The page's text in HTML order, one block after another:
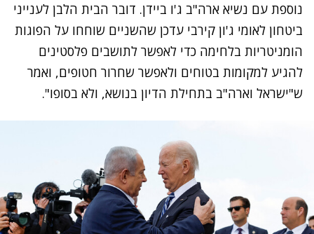
נוספת עם נשיא ארה"ב ג'ו ביידן. דובר הבית הלבן לענייני
ביטחון לאומי ג'ון קירבי עדכן שהשניים שוחחו על הפוגות
הומניטריות בלחימה כדי לאפשר לתושבים פלסטינים
להגיע למקומות בטוחים ולאפשר שחרור חטופים, ואמר
ש"ישראל וארה"ב בתחילת הדיון בנושא, ולא בסופו".